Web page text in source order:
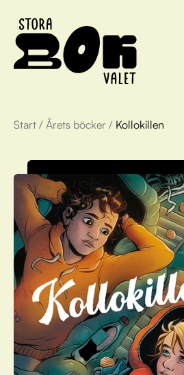
Start / Årets böcker / Kollokillen